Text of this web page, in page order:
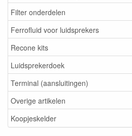
Filter onderdelen
Ferrofluid voor luidsprekers
Recone kits
Luidsprekerdoek
Terminal (aansluitingen)
Overige artikelen
Koopjeskelder